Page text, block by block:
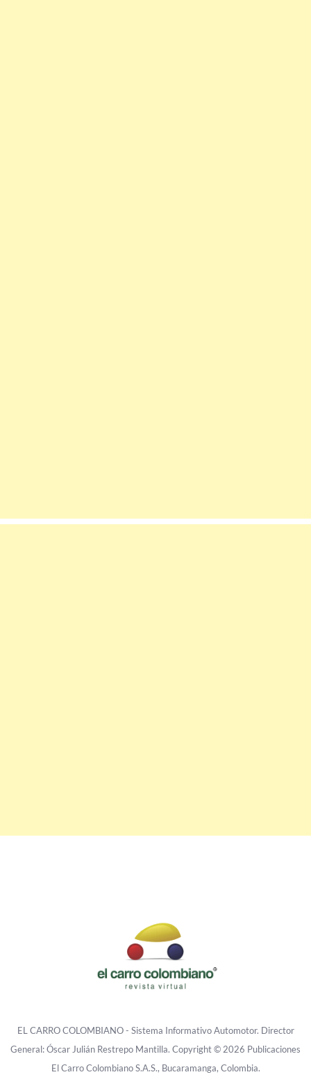
EL CARRO COLOMBIANO - Sistema Informativo Automotor. Director
General: Óscar Julián Restrepo Mantilla. Copyright © 2026 Publicaciones
El Carro Colombiano S.A.S., Bucaramanga, Colombia.